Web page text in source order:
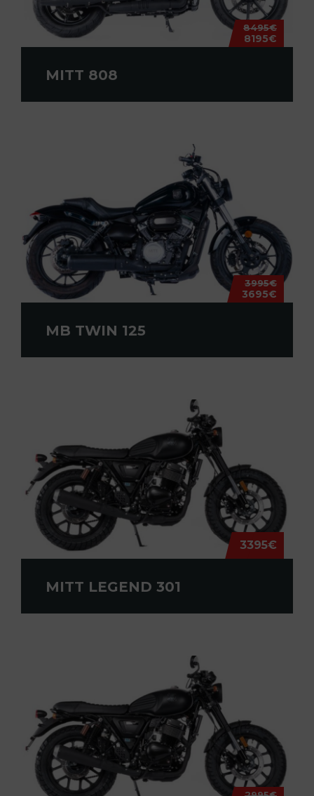
8495€
8195€
MITT 808
3995€
3695€
MB TWIN 125
3395€
MITT LEGEND 301